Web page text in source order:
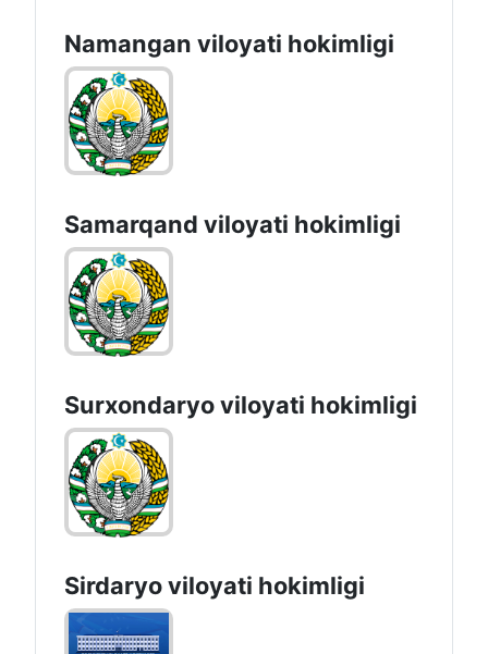
Namangan vilоyati hоkimligi
Samarqand viloyati hokimligi
Surxondaryo vilоyati hоkimligi
Sirdaryo vilоyati hоkimligi